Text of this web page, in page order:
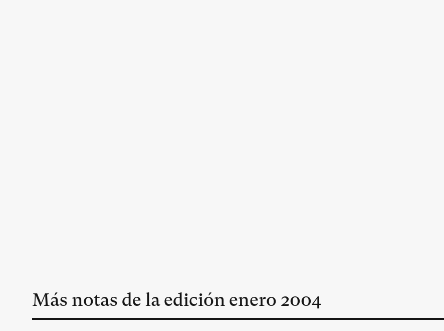
Más notas de la edición enero 2004